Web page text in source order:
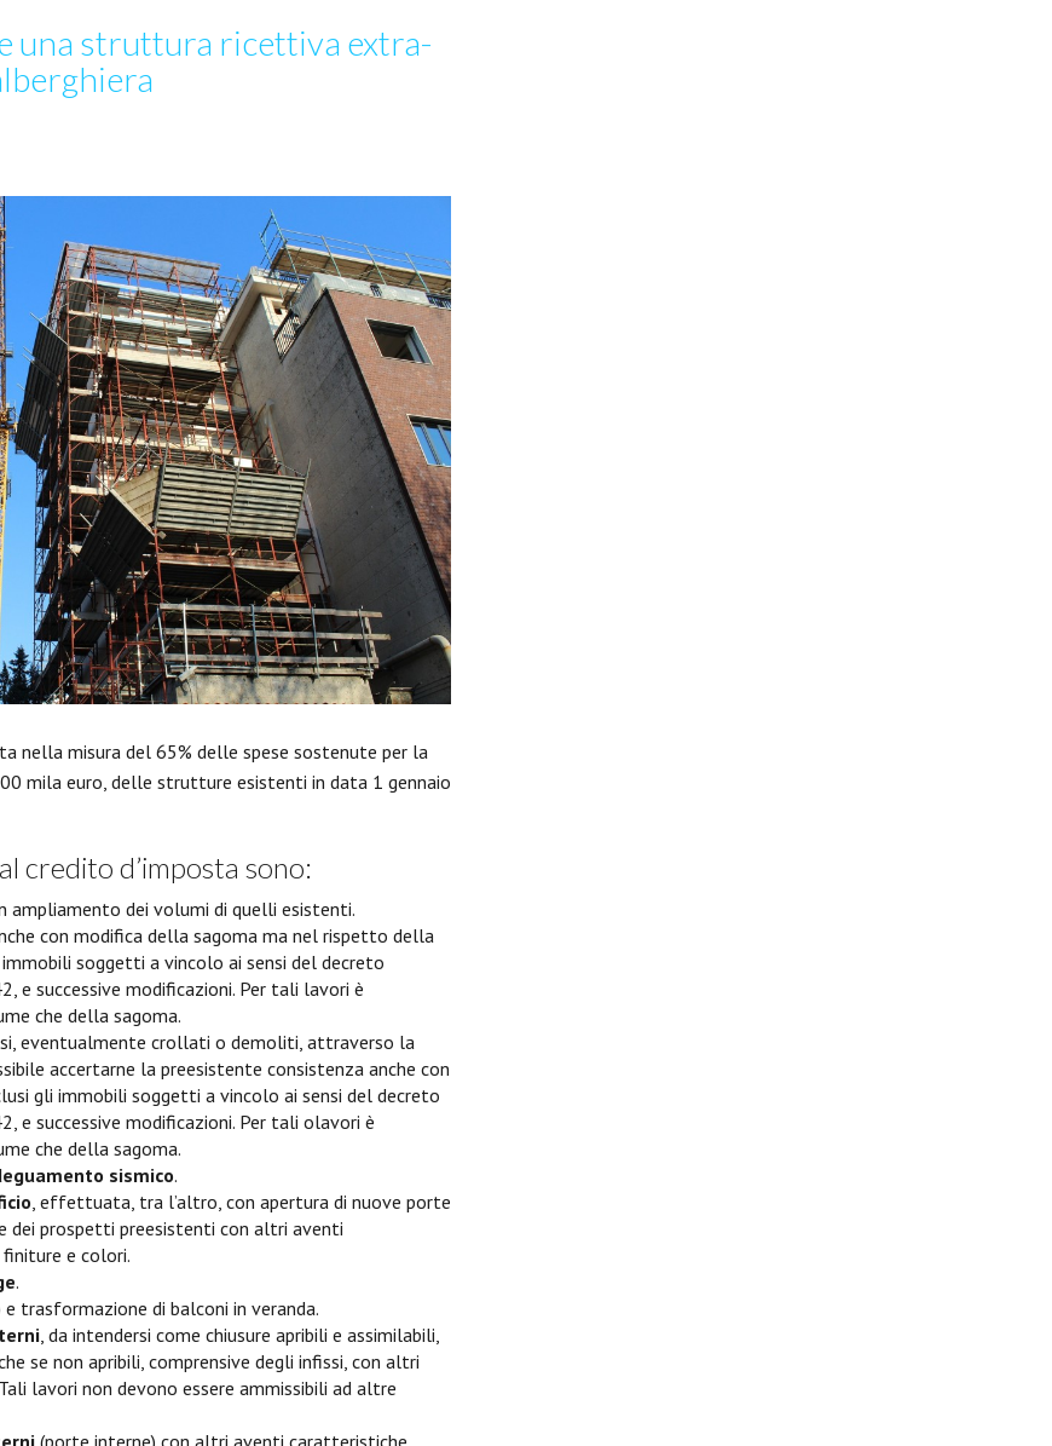
una struttura ricettiva extra-
nella misura del 65% delle spese sostenute per la
mila euro, delle strutture esistenti in data 1 gennaio
credito d’imposta sono:
ampliamento dei volumi di quelli esistenti.
con modifica della sagoma ma nel rispetto della
soggetti a vincolo ai sensi del decreto
e successive modificazioni. Per tali lavori è
che della sagoma.
eventualmente crollati o demoliti, attraverso la
accertarne la preesistente consistenza anche con
gli immobili soggetti a vincolo ai sensi del decreto
e successive modificazioni. Per tali olavori è
che della sagoma.
sismico.
, effettuata, tra l’altro, con apertura di nuove porte
dei prospetti preesistenti con altri aventi
e colori.
.
e trasformazione di balconi in veranda.
, da intendersi come chiusure apribili e assimilabili,
se non apribili, comprensive degli infissi, con altri
lavori non devono essere ammissibili ad altre
(porte interne) con altri aventi caratteristiche